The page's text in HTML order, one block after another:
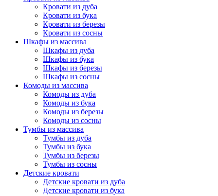
Кровати из дуба
Кровати из бука
Кровати из березы
Кровати из сосны
Шкафы из массива
Шкафы из дуба
Шкафы из бука
Шкафы из березы
Шкафы из сосны
Комоды из массива
Комоды из дуба
Комоды из бука
Комоды из березы
Комоды из сосны
Тумбы из массива
Тумбы из дуба
Тумбы из бука
Тумбы из березы
Тумбы из сосны
Детские кровати
Детские кровати из дуба
Детские кровати из бука